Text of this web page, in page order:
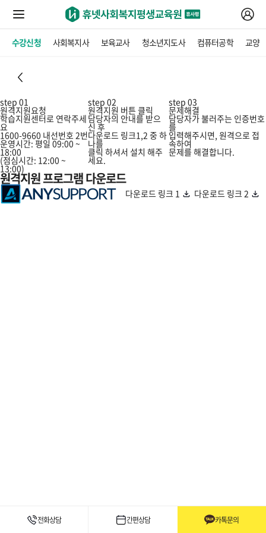
수강신청 사회복지사 보육교사 청소년지도사 컴퓨터공학 교양
step 01
원격지원요청
학습지원센터로 연락주세
요
1600-9660 내선번호 2번
운영시간: 평일 09:00 ~
18:00
(점심시간: 12:00 ~
13:00)
step 02
원격지원 버튼 클릭
담당자의 안내를 받으
신 후
다운로드 링크1,2 중 하
나를
클릭 하셔서 설치 해주
세요.
step 03
문제해결
담당자가 불러주는 인증번호
를
입력해주시면, 원격으로 접
속하여
문제를 해결합니다.
원격지원 프로그램 다운로드
다운로드 링크 1 다운로드 링크 2
전화상담 간편상담 카톡문의